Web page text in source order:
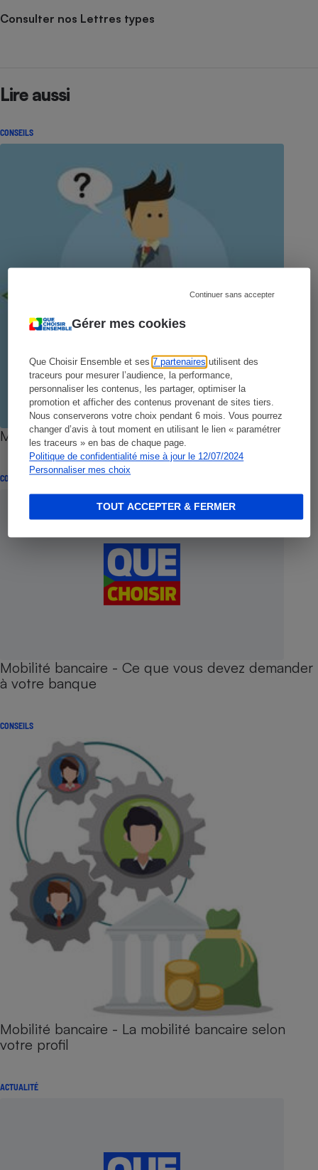
Gérer mes cookies
Que Choisir Ensemble et ses7 partenaires utilisent des
traceurs pour mesurer l’audience, la performance,
personnaliser les contenus, les partager, optimiser la
promotion et afficher des contenus provenant de sites tiers.
Nous conserverons votre choix pendant 6 mois. Vous pourrez
changer d’avis à tout moment en utilisant le lien « paramétrer
les traceurs » en bas de chaque page.
Politique de confidentialité mise à jour le 12/07/2024
Personnaliser mes choix
Continuer sans accepter
TOUT ACCEPTER & FERMER
Consulter nos Lettres types
Lire aussi
CONSEILS
Mobilité bancaire - Vos questions, nos réponses
CONSEILS
Mobilité bancaire - Ce que vous devez demander
à votre banque
CONSEILS
Mobilité bancaire - La mobilité bancaire selon
votre profil
ACTUALITÉ